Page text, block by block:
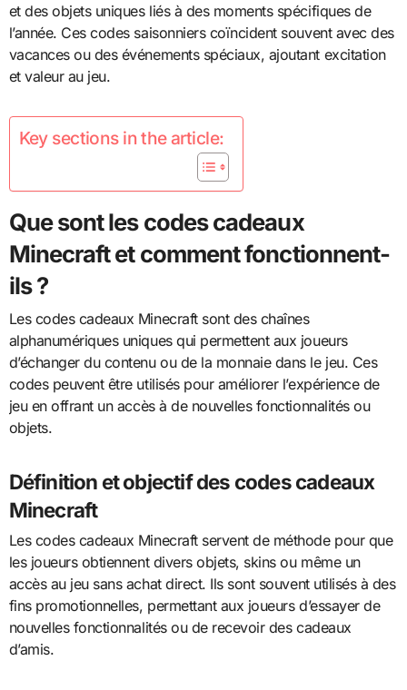
et des objets uniques liés à des moments spécifiques de
l’année. Ces codes saisonniers coïncident souvent avec des
vacances ou des événements spéciaux, ajoutant excitation
et valeur au jeu.
Key sections in the article:
Que sont les codes cadeaux
Minecraft et comment fonctionnent-
ils ?
Les codes cadeaux Minecraft sont des chaînes
alphanumériques uniques qui permettent aux joueurs
d’échanger du contenu ou de la monnaie dans le jeu. Ces
codes peuvent être utilisés pour améliorer l’expérience de
jeu en offrant un accès à de nouvelles fonctionnalités ou
objets.
Définition et objectif des codes cadeaux
Minecraft
Les codes cadeaux Minecraft servent de méthode pour que
les joueurs obtiennent divers objets, skins ou même un
accès au jeu sans achat direct. Ils sont souvent utilisés à des
fins promotionnelles, permettant aux joueurs d’essayer de
nouvelles fonctionnalités ou de recevoir des cadeaux
d’amis.